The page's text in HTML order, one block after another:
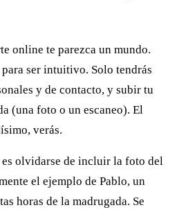
online te parezca un mundo.
para ser intuitivo. Solo tendrás
y de contacto, y subir tu
(una foto o un escaneo). El
verás.
olvidarse de incluir la foto del
el ejemplo de Pablo, un
horas de la madrugada. Se